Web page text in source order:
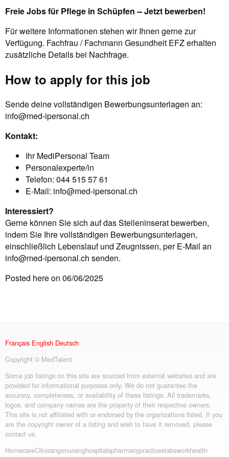
Freie Jobs für Pflege in Schüpfen -- Jetzt bewerben!
Für weitere Informationen stehen wir Ihnen gerne zur
Verfügung. Fachfrau / Fachmann Gesundheit EFZ erhalten
zusätzliche Details bei Nachfrage.
How to apply for this job
Sende deine vollständigen Bewerbungsunterlagen an:
info@med-ipersonal.ch
Kontakt:
Ihr MediPersonal Team
Personalexperte/in
Telefon: 044 515 57 61
E-Mail: info@med-ipersonal.ch
Interessiert?
Gerne können Sie sich auf das Stelleninserat bewerben,
indem Sie Ihre vollständigen Bewerbungsunterlagen,
einschließlich Lebenslauf und Zeugnissen, per E-Mail an
info@med-ipersonal.ch senden.
Posted here on 06/06/2025
Français English Deutsch
Copyright © MedTalent
Some job listings on this site are sourced from external websites and are
provided for informational purposes only. We do not guarantee the
accuracy, completeness, or availability of these listings. All trademarks,
logos, and company names are the property of their respective owners.
This site is not affiliated with or endorsed by the organizations listed. If you
are the copyright owner of a listing and wish to have it removed, please
contact us.
HomecareClinicsngonursinghospitalspharmacypracticeslabsworkhealth